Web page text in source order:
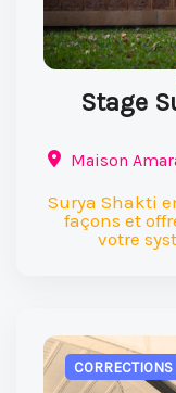
Stage
Maison
Surya Shakti
façons et
votre
CORRECTIONS